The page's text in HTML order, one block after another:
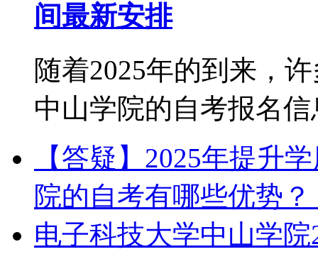
间最新安排
随着2025年的到来，
中山学院的自考报名信
【答疑】2025年提升
院的自考有哪些优势？
电子科技大学中山学